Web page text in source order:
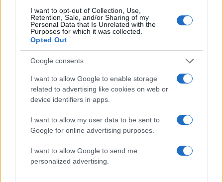
I want to opt-out of Collection, Use,
Retention, Sale, and/or Sharing of my
Personal Data that Is Unrelated with the
Purposes for which it was collected.
Opted Out
Google consents
I want to allow Google to enable storage
related to advertising like cookies on web or
device identifiers in apps.
I want to allow my user data to be sent to
Google for online advertising purposes.
I want to allow Google to send me
personalized advertising.
Media,News
Πρεμιέρα για το GNTM 3! Τα πρώτα λόγια
των κριτών – Video
Media,News
Το GNTM 3 με αγόρια και κορίτσια κάνει
πρεμιέρα σήμερα! Όλα όσα πρέπει να
ξέρεις – Backstage φωτογραφίες
Media,News
πρεμιέρα του τρίτου κύκλου!
01.09.2020